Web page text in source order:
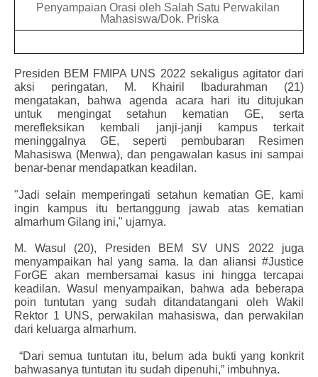
Penyampaian Orasi oleh Salah Satu Perwakilan
Mahasiswa/Dok. Priska
Presiden BEM FMIPA UNS 2022 sekaligus agitator dari
aksi peringatan, M. Khairil Ibadurahman (21)
mengatakan, bahwa agenda acara hari itu ditujukan
untuk mengingat setahun kematian GE, serta
merefleksikan kembali janji-janji kampus terkait
meninggalnya GE, seperti pembubaran Resimen
Mahasiswa (Menwa), dan pengawalan kasus ini sampai
benar-benar mendapatkan keadilan.
"Jadi selain memperingati setahun kematian GE, kami
ingin kampus itu bertanggung jawab atas kematian
almarhum Gilang ini," ujarnya.
M. Wasul (20), Presiden BEM SV UNS 2022 juga
menyampaikan hal yang sama. Ia dan aliansi #Justice
ForGE akan membersamai kasus ini hingga tercapai
keadilan. Wasul menyampaikan, bahwa ada beberapa
poin tuntutan yang sudah ditandatangani oleh Wakil
Rektor 1 UNS, perwakilan mahasiswa, dan perwakilan
dari keluarga almarhum.
“Dari semua tuntutan itu, belum ada bukti yang konkrit
bahwasanya tuntutan itu sudah dipenuhi,” imbuhnya.